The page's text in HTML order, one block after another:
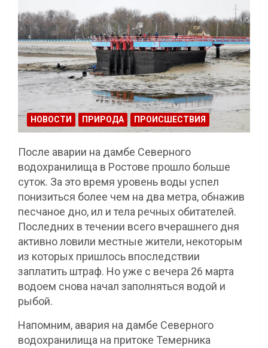
НОВОСТИ ПРИРОДА ПРОИСШЕСТВИЯ
После аварии на дамбе Северного
водохранилища в Ростове прошло больше
суток. За это время уровень воды успел
понизиться более чем на два метра, обнажив
песчаное дно, ил и тела речных обитателей.
Последних в течении всего вчерашнего дня
активно ловили местные жители, некоторым
из которых пришлось впоследствии
заплатить штраф. Но уже с вечера 26 марта
водоем снова начал заполняться водой и
рыбой.
Напомним, авария на дамбе Северного
водохранилища на притоке Темерника